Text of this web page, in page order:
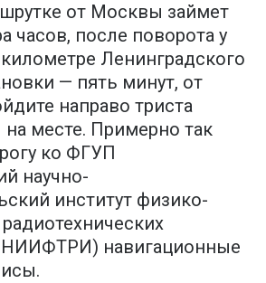
от Москвы займет
часов, после поворота у
Ленинградского
— пять минут, от
направо триста
месте. Примерно так
ко ФГУП
научно-
институт физико-
навигационные